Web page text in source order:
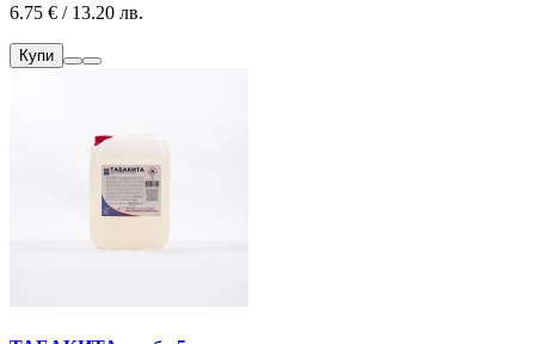
6.75 € / 13.20 лв.
Купи